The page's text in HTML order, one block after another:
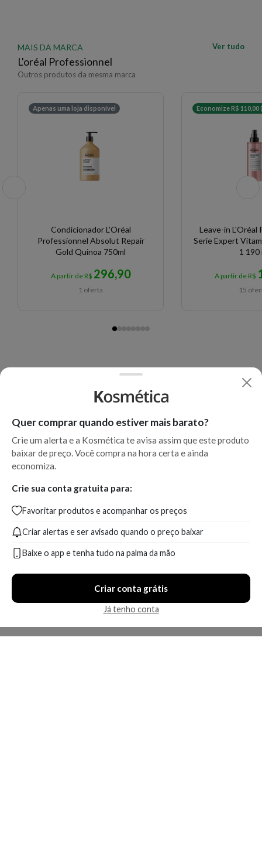
MAIS DA MARCA
L'oréal Professionnel
Outros produtos da mesma marca
Ver tudo
Apenas uma loja disponível
Condicionador L'Oréal
Professionnel Absolut Repair
Gold Quinoa 750ml
A partir de R$ 296,90
1 oferta
Economize R$ 110,00
Leave-in L'Oréal
Serie Expert
1 190
A partir de R$
15
Quer comprar quando estiver mais barato?
Crie um alerta e a Kosmética te avisa assim que este produto
baixar de preço. Você compra na hora certa e ainda
economiza.
Crie sua conta gratuita para:
Favoritar produtos e acompanhar os preços
Criar alertas e ser avisado quando o preço baixar
Baixe o app e tenha tudo na palma da mão
Criar conta grátis
Já tenho conta